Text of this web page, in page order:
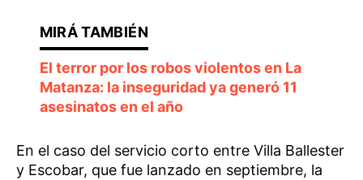
El terror por los robos violentos en La
Matanza: la inseguridad ya generó 11
asesinatos en el año
En el caso del servicio corto entre Villa Ballester
y Escobar, que fue lanzado en septiembre, la